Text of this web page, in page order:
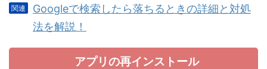
Googleで検索したら落ちるときの詳細と対処
法を解説！
アプリの再インストール